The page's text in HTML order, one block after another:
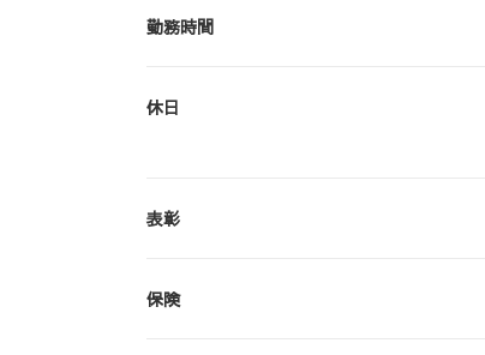
勤務時間
休日
表彰
保険